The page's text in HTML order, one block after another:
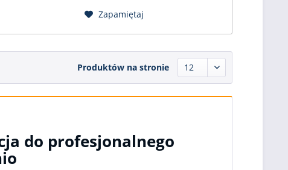
Zapamiętaj
Produktów na stronie
do profesjonalnego